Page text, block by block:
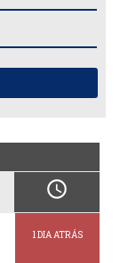
schedule
1 DIA ATRÁS